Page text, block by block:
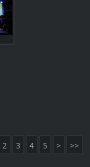
2 3 4 5 > >>